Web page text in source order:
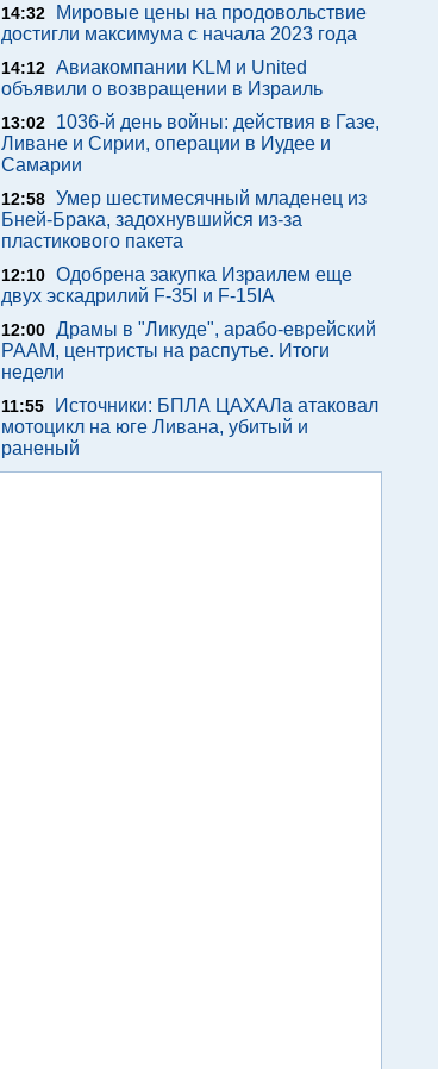
14:32
Мировые цены на продовольствие
достигли максимума с начала 2023 года
14:12 Авиакомпании KLM и United
объявили о возвращении в Израиль
13:02
1036-й день войны: действия в Газе,
Ливане и Сирии, операции в Иудее и
Самарии
12:58 Умер шестимесячный младенец из
Бней-Брака, задохнувшийся из-за
пластикового пакета
12:10 Одобрена закупка Израилем еще
двух эскадрилий F-35I и F-15IA
12:00 Драмы в "Ликуде", арабо-еврейский
РААМ, центристы на распутье. Итоги
недели
11:55
Источники: БПЛА ЦАХАЛа атаковал
мотоцикл на юге Ливана, убитый и
раненый